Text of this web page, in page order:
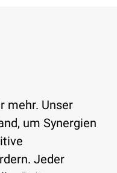
mehr. Unser
um Synergien
Jeder